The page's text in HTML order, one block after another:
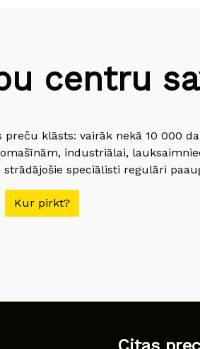
centru
klāsts: vairāk nekā 10 000
industriālai,
speciālisti regulāri
Kur pirkt?